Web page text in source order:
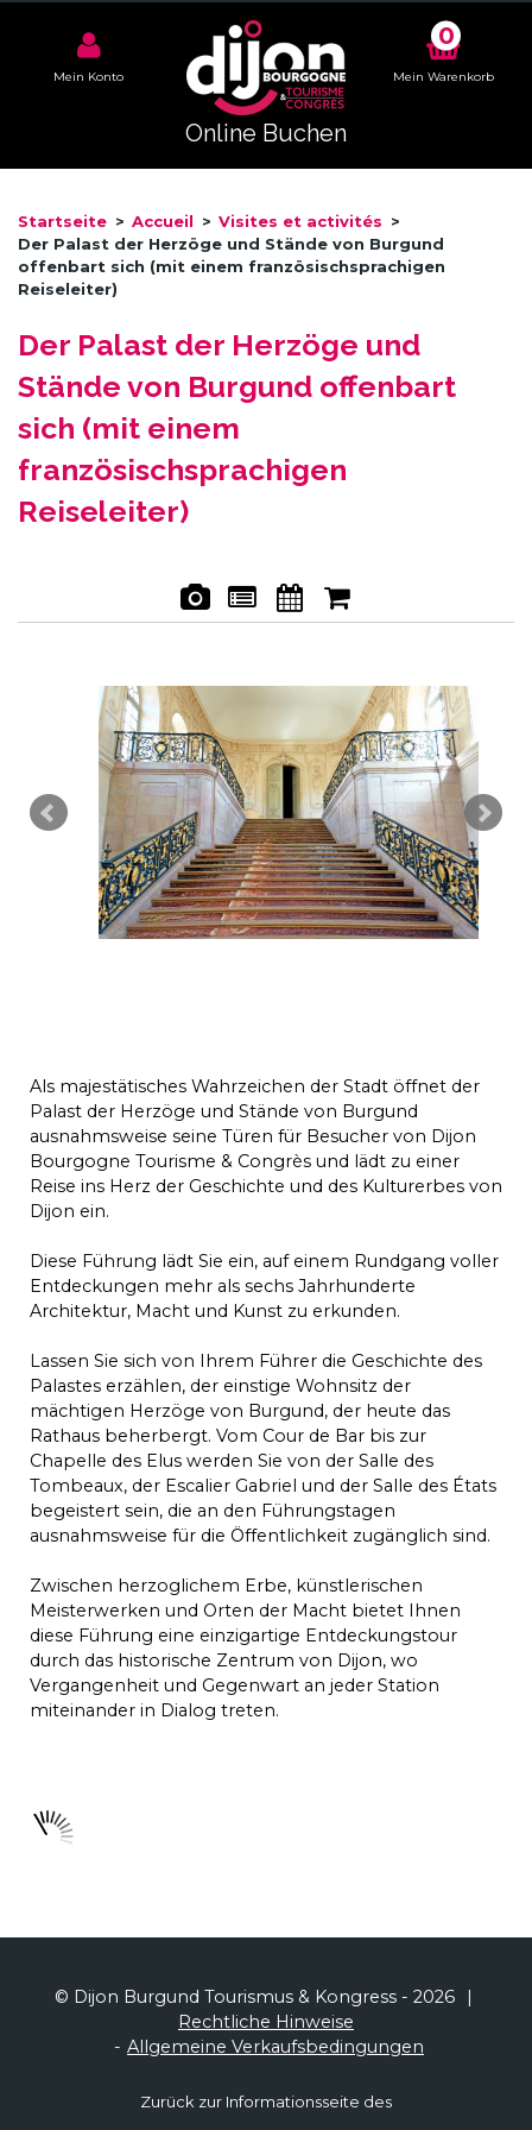
Online Buchen
Mein Konto Mein Warenkorb
0
Startseite > Accueil > Visites et activités >
Der Palast der Herzöge und Stände von Burgund
offenbart sich (mit einem französischsprachigen
Reiseleiter)
Der Palast der Herzöge und
Stände von Burgund offenbart
sich (mit einem
französischsprachigen
Reiseleiter)
Als majestätisches Wahrzeichen der Stadt öffnet der
Palast der Herzöge und Stände von Burgund
ausnahmsweise seine Türen für Besucher von Dijon
Bourgogne Tourisme & Congrès und lädt zu einer
Reise ins Herz der Geschichte und des Kulturerbes von
Dijon ein.
Diese Führung lädt Sie ein, auf einem Rundgang voller
Entdeckungen mehr als sechs Jahrhunderte
Architektur, Macht und Kunst zu erkunden.
Lassen Sie sich von Ihrem Führer die Geschichte des
Palastes erzählen, der einstige Wohnsitz der
mächtigen Herzöge von Burgund, der heute das
Rathaus beherbergt. Vom Cour de Bar bis zur
Chapelle des Elus werden Sie von der Salle des
Tombeaux, der Escalier Gabriel und der Salle des États
begeistert sein, die an den Führungstagen
ausnahmsweise für die Öffentlichkeit zugänglich sind.
Zwischen herzoglichem Erbe, künstlerischen
Meisterwerken und Orten der Macht bietet Ihnen
diese Führung eine einzigartige Entdeckungstour
durch das historische Zentrum von Dijon, wo
Vergangenheit und Gegenwart an jeder Station
miteinander in Dialog treten.
© Dijon Burgund Tourismus & Kongress - 2026
Rechtliche Hinweise
Allgemeine Verkaufsbedingungen
Zurück zur Informationsseite des